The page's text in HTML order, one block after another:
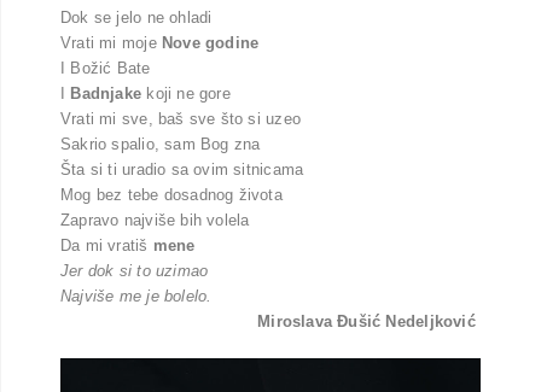
Dok se jelo ne ohladi
Vrati mi moje Nove godine
I Božić Bate
Badnjake koji ne gore
Vrati mi sve, baš sve što si uzeo
Sakrio spalio, sam Bog zna
Šta si ti uradio sa ovim sitnicama
Mog bez tebe dosadnog života
Zapravo najviše bih volela
Da mi vratiš mene
Jer dok si to uzimao
Najviše me je bolelo.
Miroslava Đušić Nedeljković